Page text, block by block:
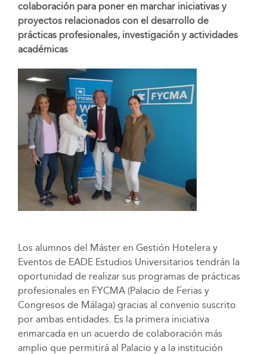
colaboración para poner en marchar iniciativas y
proyectos relacionados con el desarrollo de
prácticas profesionales, investigación y actividades
académicas
Los alumnos del Máster en Gestión Hotelera y
Eventos de EADE Estudios Universitarios tendrán la
oportunidad de realizar sus programas de prácticas
profesionales en FYCMA (Palacio de Ferias y
Congresos de Málaga) gracias al convenio suscrito
por ambas entidades. Es la primera iniciativa
enmarcada en un acuerdo de colaboración más
amplio que permitirá al Palacio y a la institución